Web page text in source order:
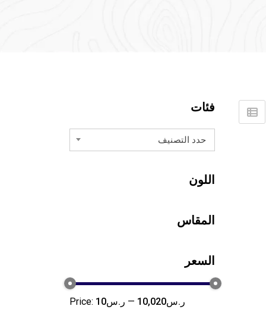
فئات
حدد التصنيف
اللون
المقاس
السعر
Price: ر.س10 — ر.س10,020